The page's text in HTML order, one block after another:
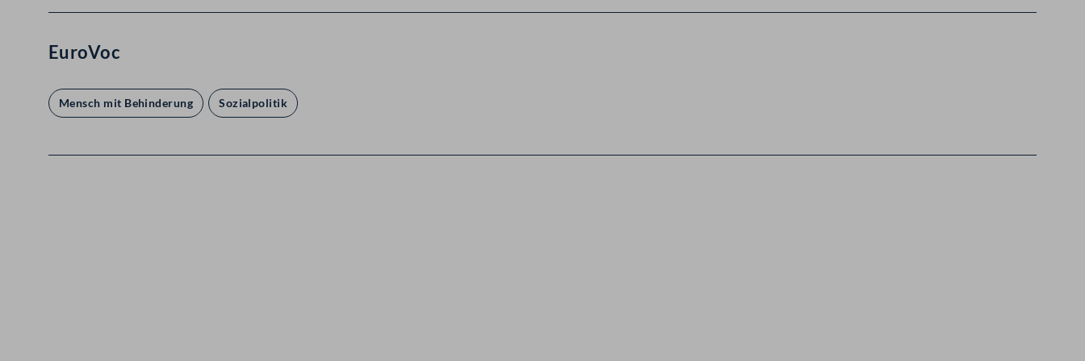
EuroVoc
Mensch mit Behinderung Sozialpolitik